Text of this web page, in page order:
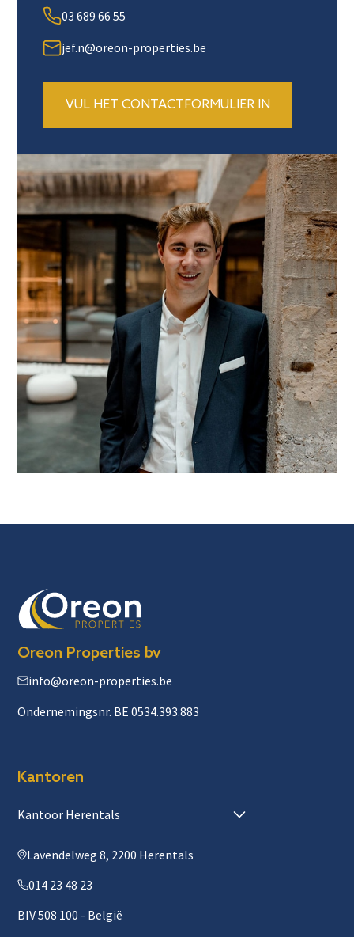
03 689 66 55
jef.n@oreon-properties.be
VUL HET CONTACTFORMULIER IN
Oreon Properties bv
info@oreon-properties.be
Ondernemingsnr. BE 0534.393.883
Kantoren
Kantoor Herentals
Lavendelweg 8, 2200 Herentals
014 23 48 23
BIV 508 100 - België